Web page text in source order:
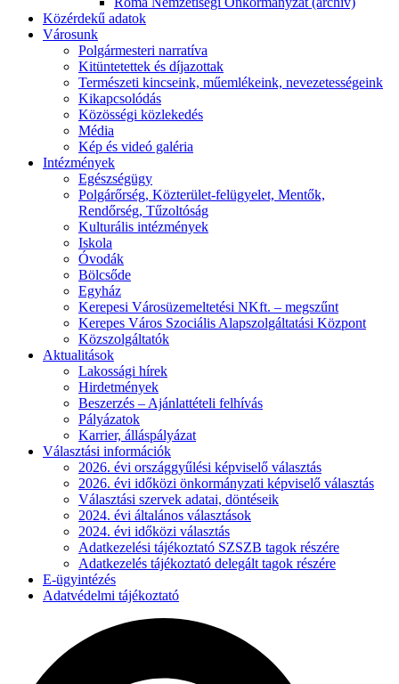
Közérdekű adatok
Városunk
Polgármesteri narratíva
Kitüntetettek és díjazottak
Természeti kincseink, műemlékeink, nevezetességeink
Kikapcsolódás
Közösségi közlekedés
Média
Kép és videó galéria
Intézmények
Egészségügy
Polgárőrség, Közterület-felügyelet, Mentők,
Rendőrség, Tűzoltóság
Kulturális intézmények
Iskola
Óvodák
Bölcsőde
Egyház
Kerepesi Városüzemeltetési NKft. – megszűnt
Kerepes Város Szociális Alapszolgáltatási Központ
Közszolgáltatók
Aktualitások
Lakossági hírek
Hirdetmények
Beszerzés – Ajánlattételi felhívás
Pályázatok
Karrier, álláspályázat
Választási információk
2026. évi országgyűlési képviselő választás
2026. évi időközi önkormányzati képviselő választás
Választási szervek adatai, döntéseik
2024. évi általános választások
2024. évi időközi választás
Adatkezelési tájékoztató SZSZB tagok részére
Adatkezelés tájékoztató delegált tagok részére
E-ügyintézés
Adatvédelmi tájékoztató